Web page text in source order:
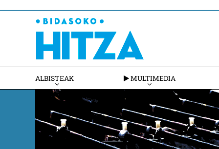
ALBISTEAK MULTIMEDIA